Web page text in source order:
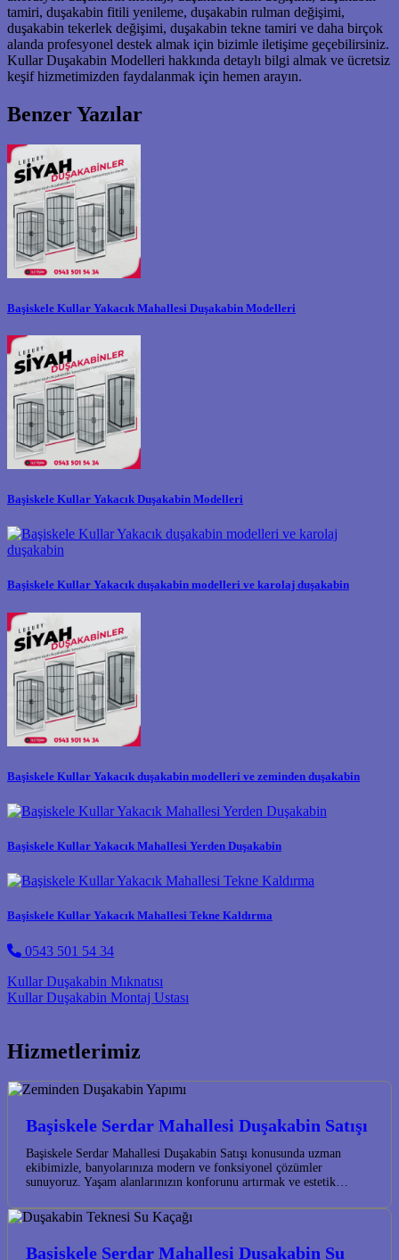
tamiri, duşakabin fitili yenileme, duşakabin rulman değişimi,
duşakabin tekerlek değişimi, duşakabin tekne tamiri ve daha birçok
alanda profesyonel destek almak için bizimle iletişime geçebilirsiniz.
Kullar Duşakabin Modelleri hakkında detaylı bilgi almak ve ücretsiz
keşif hizmetimizden faydalanmak için hemen arayın.
Benzer Yazılar
Başiskele Kullar Yakacık Mahallesi Duşakabin Modelleri
Başiskele Kullar Yakacık Duşakabin Modelleri
Başiskele Kullar Yakacık duşakabin modelleri ve karolaj duşakabin
Başiskele Kullar Yakacık duşakabin modelleri ve zeminden duşakabin
Başiskele Kullar Yakacık Mahallesi Yerden Duşakabin
Başiskele Kullar Yakacık Mahallesi Tekne Kaldırma
0543 501 54 34
Post navigation
Kullar Duşakabin Mıknatısı
Kullar Duşakabin Montaj Ustası
Hizmetlerimiz
Başiskele Serdar Mahallesi Duşakabin Satışı
Başiskele Serdar Mahallesi Duşakabin Satışı konusunda uzman
ekibimizle, banyolarınıza modern ve fonksiyonel çözümler
sunuyoruz. Yaşam alanlarınızın konforunu artırmak ve estetik…
Başiskele Serdar Mahallesi Duşakabin Su